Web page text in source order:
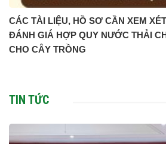
CÁC TÀI LIỆU, HỒ SƠ CẦN XEM
ĐÁNH GIÁ HỢP QUY NƯỚC THẢI
CHO CÂY TRỒNG
TIN TỨC